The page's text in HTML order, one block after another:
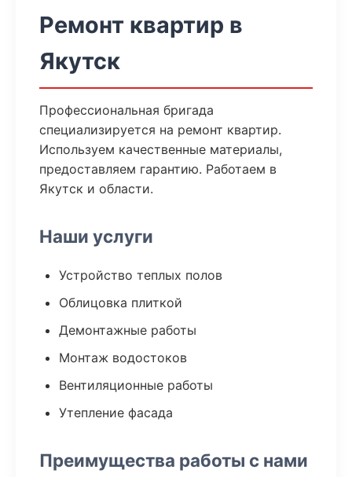
Ремонт квартир в
Якутск
Профессиональная бригада
специализируется на ремонт квартир.
Используем качественные материалы,
предоставляем гарантию. Работаем в
Якутск и области.
Наши услуги
Устройство теплых полов
Облицовка плиткой
Демонтажные работы
Монтаж водостоков
Вентиляционные работы
Утепление фасада
Преимущества работы с нами